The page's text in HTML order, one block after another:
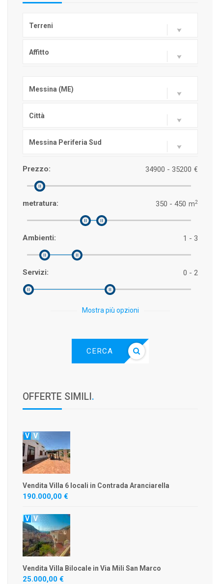
Terreni
Affitto
Messina (ME)
Città
Messina Periferia Sud
Prezzo: €
34900 - 35200
metratura: m2
350 - 450
Ambienti: 1 - 3
Servizi: 0 - 2
Mostra più opzioni
CERCA
OFFERTE SIMILI .
V V
Vendita Villa 6 locali in Contrada Aranciarella
190.000,00 €
V V
Vendita Villa Bilocale in Via Mili San Marco
25.000,00 €